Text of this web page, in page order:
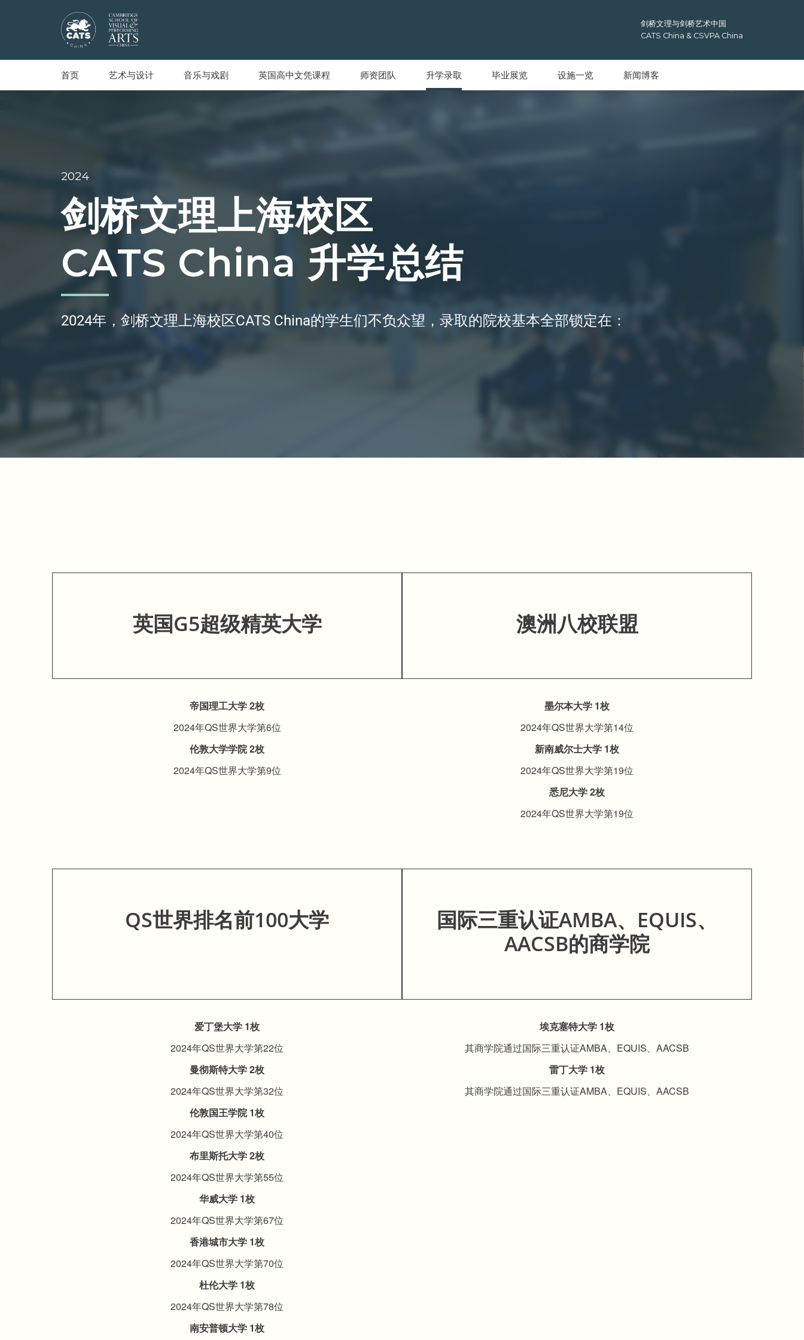
剑桥文理与剑桥艺术中国
CATS China & CSVPA China
首页 艺术与设计 音乐与戏剧 英国高中文凭课程 师资团队 升学录取 毕业展览 设施一览 新闻博客
2024
剑桥文理上海校区
CATS China 升学总结
2024年，剑桥文理上海校区CATS China的学生们不负众望，录取的院校基本全部锁定在：
英国G5超级精英大学 澳洲八校联盟
帝国理工大学 2枚
2024年QS世界大学第6位
伦敦大学学院 2枚
2024年QS世界大学第9位
墨尔本大学 1枚
2024年QS世界大学第14位
新南威尔士大学 1枚
2024年QS世界大学第19位
悉尼大学 2枚
2024年QS世界大学第19位
QS世界排名前100大学
国际三重认证AMBA、EQUIS、
AACSB的商学院
爱丁堡大学 1枚
2024年QS世界大学第22位
曼彻斯特大学 2枚
2024年QS世界大学第32位
伦敦国王学院 1枚
2024年QS世界大学第40位
布里斯托大学 2枚
2024年QS世界大学第55位
华威大学 1枚
2024年QS世界大学第67位
香港城市大学 1枚
2024年QS世界大学第70位
杜伦大学 1枚
2024年QS世界大学第78位
南安普顿大学 1枚
埃克塞特大学 1枚
其商学院通过国际三重认证AMBA、EQUIS、AACSB
雷丁大学 1枚
其商学院通过国际三重认证AMBA、EQUIS、AACSB